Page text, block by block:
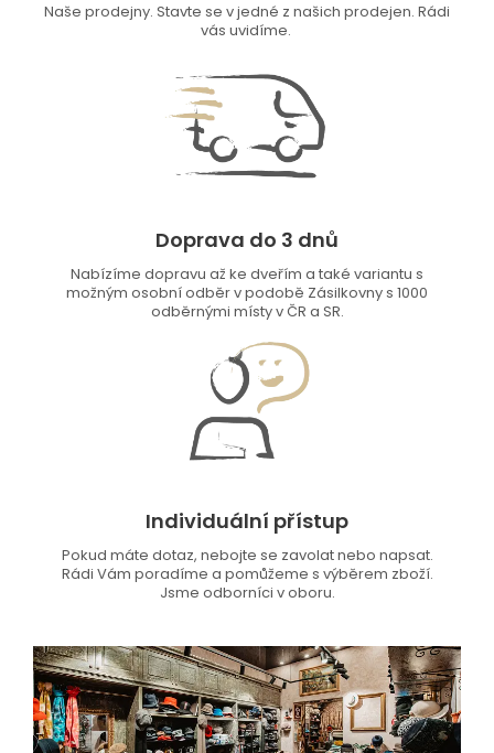
Naše prodejny. Stavte se v jedné z našich prodejen. Rádi
vás uvidíme.
Doprava do 3 dnů
Nabízíme dopravu až ke dveřím a také variantu s
možným osobní odběr v podobě Zásilkovny s 1000
odběrnými místy v ČR a SR.
Individuální přístup
Pokud máte dotaz, nebojte se zavolat nebo napsat.
Rádi Vám poradíme a pomůžeme s výběrem zboží.
Jsme odborníci v oboru.